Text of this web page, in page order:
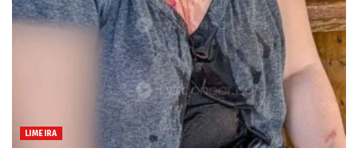
LIMEIRA